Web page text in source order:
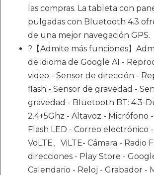
las compras. La tableta con
pulgadas con Bluetooth 4.3
de una mejor navegación GPS.
?【Admite más funciones】
de idioma de Google AI -
video - Sensor de dirección -
flash - Sensor de gravedad -
gravedad - Bluetooth BT: 4.3-
2.4+5Ghz - Altavoz - Micrófono
Flash LED - Correo electrónico
VoLTE、ViLTE- Cámara - Radio
direcciones - Play Store -
Calendario - Reloj - Grabador -